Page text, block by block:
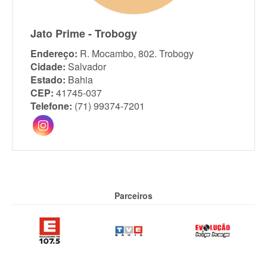
Jato Prime - Trobogy
Endereço: R. Mocambo, 802. Trobogy
Cidade: Salvador
Estado: Bahia
CEP: 41745-037
Telefone: (71) 99374-7201
Parceiros